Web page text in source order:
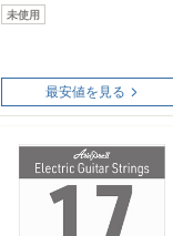
未使用
最安値を見る